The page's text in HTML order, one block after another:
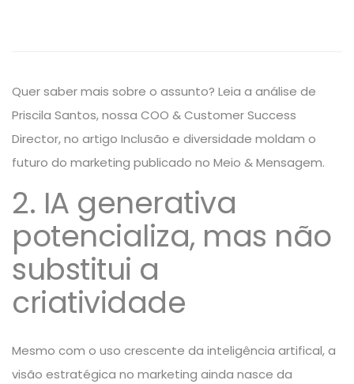
Quer saber mais sobre o assunto? Leia a análise de
Priscila Santos, nossa COO & Customer Success
Director, no artigo Inclusão e diversidade moldam o
futuro do marketing publicado no Meio & Mensagem.
2. IA generativa
potencializa, mas não
substitui a
criatividade
Mesmo com o uso crescente da inteligência artifical, a
visão estratégica no marketing ainda nasce da